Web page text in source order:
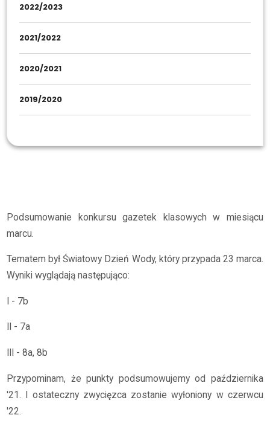
2022/2023
2021/2022
2020/2021
2019/2020
Podsumowanie konkursu gazetek klasowych w miesiącu
marcu.
Tematem był Światowy Dzień Wody, który przypada 23 marca.
Wyniki wyglądają następująco:
I - 7b
II - 7a
III - 8a, 8b
Przypominam, że punkty podsumowujemy od października
'21. I ostateczny zwycięzca zostanie wyłoniony w czerwcu
'22.